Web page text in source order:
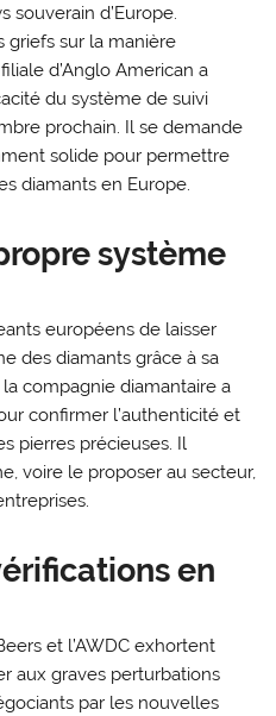
souverain d’Europe.
griefs sur la manière
d’Anglo American a
du système de suivi
prochain. Il se demande
solide pour permettre
diamants en Europe.
système
européens de laisser
des diamants grâce à sa
compagnie diamantaire a
confirmer l’authenticité et
pierres précieuses. Il
voire le proposer au secteur,
en
et l’AWDC exhortent
aux graves perturbations
par les nouvelles